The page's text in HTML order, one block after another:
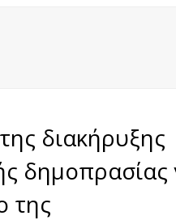
διακήρυξης
δημοπρασίας
της